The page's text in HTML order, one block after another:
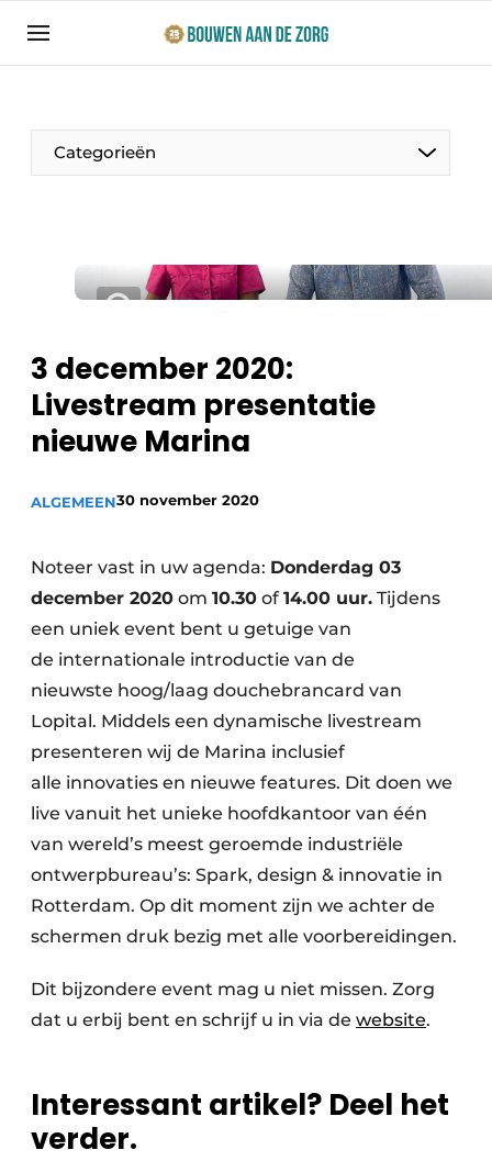
Aanmelden
Bedrijven
Bouwen aan de Zorg | Vakblad over bouw en
Direct contact
Jubileumboek
Meest gelezen
Podcasts
Vacature aanmelden
Video’s
Categorieën
Productinformatie
Ziekenhuizen
Privéklinieken
Laboratoria
3 december 2020:
Livestream presentatie
nieuwe Marina
ALGEMEEN30 november 2020
Noteer vast in uw agenda: Donderdag 03
december 2020 om 10.30 of 14.00 uur. Tijdens
een uniek event bent u getuige van
de internationale introductie van de
nieuwste hoog/laag douchebrancard van
Lopital. Middels een dynamische livestream
presenteren wij de Marina inclusief
alle innovaties en nieuwe features. Dit doen we
live vanuit het unieke hoofdkantoor van één
van wereld’s meest geroemde industriële
ontwerpbureau’s: Spark, design & innovatie in
Rotterdam. Op dit moment zijn we achter de
schermen druk bezig met alle voorbereidingen.
Dit bijzondere event mag u niet missen. Zorg
dat u erbij bent en schrijf u in via de website.
Interessant artikel? Deel het
verder.